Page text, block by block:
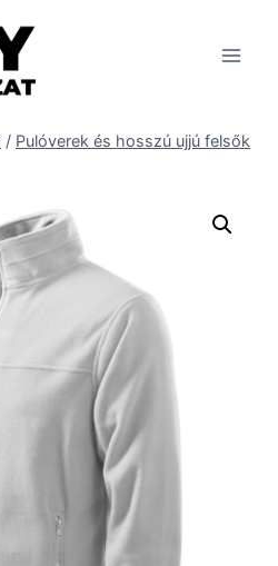
/ Pulóverek és hosszú ujjú felsők